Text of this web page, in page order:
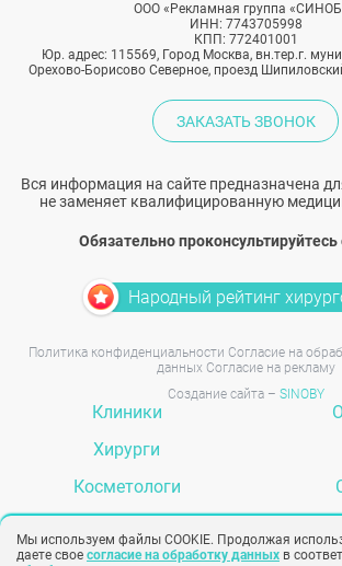
ООО «Рекламная группа
ИНН: 7743705998
КПП: 772401001
Юр. адрес: 115569, Город Москва, вн.тер.г.
Орехово-Борисово Северное, проезд
ЗАКАЗАТЬ ЗВОНОК
Вся информация на сайте предназначена
не заменяет квалифицированную
Обязательно
Народный рейтинг
Политика конфиденциальности Согласие на
данных Согласие на рекламу
Создание сайта – SINOBY
Клиники
Хирурги
Косметологи
Мы используем файлы COOKIE. Продолжая
даете свое согласие на обработку данных в